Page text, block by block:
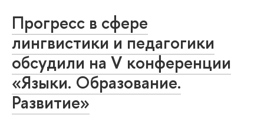
Прогресс в сфере
лингвистики и педагогики
обсудили на V конференции
«Языки. Образование.
Развитие»